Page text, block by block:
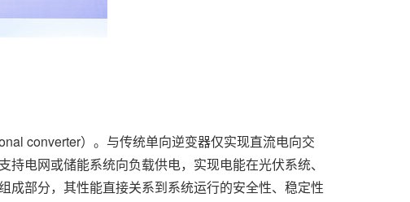
converter）。与传统单向逆变器仅实现直流电向交
电网或储能系统向负载供电，实现电能在光伏系统、
成部分，其性能直接关系到系统运行的安全性、稳定性